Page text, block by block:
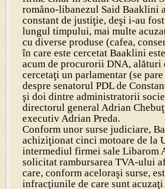
romåno-libanezul Said Baaklini
constant de justiţie, deşi i-au fost
lungul timpului, mai multe
cu diverse produse (cafea,
în care este cercetat Baaklini
acum de procurorii DNA,
cercetaţi un parlamentar (se
despre senatorul PDL de
şi doi dintre administratorii
directorul general Adrian
executiv Adrian Preda.
Conform unor surse judiciare,
achiziţionat cinci motoare de la
intermediul firmei sale Libarom
solicitat rambursarea TVA-ului
care, conform aceloraşi surse,
infracţiunile de care sunt